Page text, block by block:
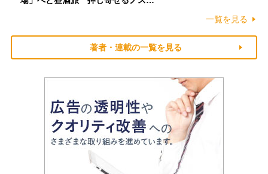
一覧を見る
著者・連載の一覧を見る